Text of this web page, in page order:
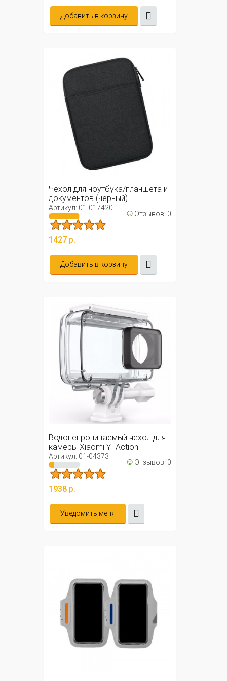
Добавить в корзину
Чехол для ноутбука/планшета и
документов (черный)
Артикул: 01-017420 ☺ Отзывов: 0
1427 р.
Добавить в корзину
Водонепроницаемый чехол для
камеры Xiaomi YI Action
Camera ...
Артикул: 01-04373 ☺ Отзывов: 0
1938 р.
Уведомить меня